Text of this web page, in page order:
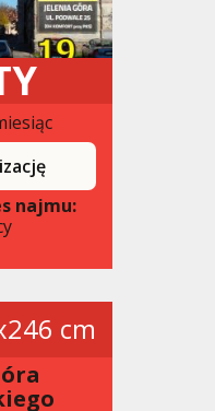
najmu:
cm